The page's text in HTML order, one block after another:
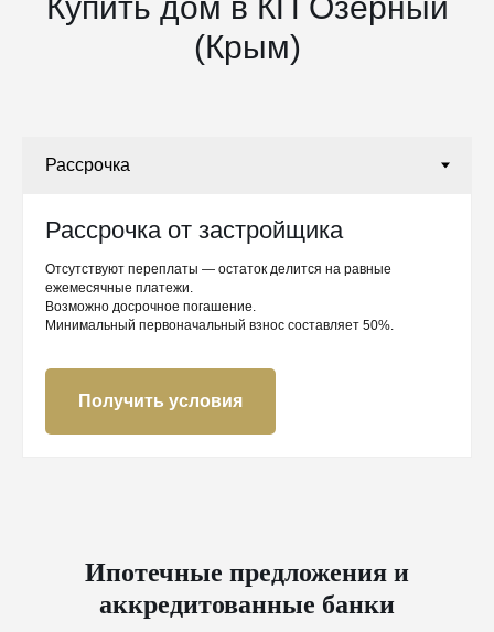
(Крым)
Рассрочка от застройщика
Отсутствуют переплаты — остаток делится на равные
ежемесячные платежи.
Возможно досрочное погашение.
Минимальный первоначальный взнос составляет 50%.
Получить условия
Ипотечные предложения и
аккредитованные банки